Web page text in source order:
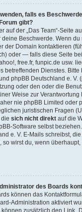
falls es
gibt?
auf der „Das Team“-Seite
Beschwerde. Wenn du
der Domain kontaktieren
oder — falls diese Seite
free.fr, funpic.de usw.
betreffenden Dienstes.
phpBB Deutschland e. V.
oder den oder die
Weise zur
nie phpBB Limited oder
juristischen Fragen
sich nicht direkt auf die
Software selbst
e. V. E-Mails schreibst, die
so wirst du, wenn
des Boards
können das
Administration aktiviert
zusätzlich den Link